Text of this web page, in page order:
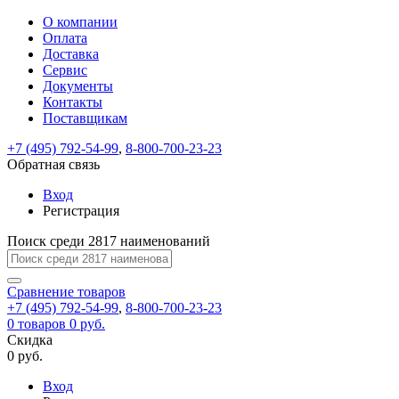
ВходРегистрация
test@example.com
отправлена
по
ней
завершения
регистрации.
Ок
Запомнить
меня
Забыли
Восстановление
пароля
Заполните
форму.
Мы
отправим
ссылку
указанный
электронный
перейдя
по
которой
вы
задать
На
вашу
почту
test@test.ru
ссылка.
Перейдите
по
для
смены
пароля.
Введите
новый
пароль
Сменить
Пароль
успешно
восстановлен
Обратная
связь
Сообщение
пользовательского
сообщение
успешно
отправлено.
О компании
Оплата
Доставка
Сервис
Документы
Контакты
Поставщикам
+7 (495) 792-54-99, 8-800-700-23-23
Обратная связь
Вход
Регистрация
Поиск среди 2817 наименований
Сравнение товаров
+7 (495) 792-54-99, 8-800-700-23-23
0 товаров 0 руб.
Скидка
0 руб.
Вход